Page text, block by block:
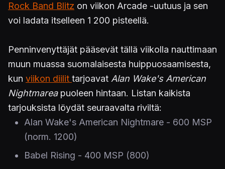
Rock Band Blitz on viikon Arcade -uutuus ja sen
voi ladata itselleen 1 200 pisteellä.
Penninvenyttäjät pääsevät tällä viikolla nauttimaan
muun muassa suomalaisesta huippuosaamisesta,
kun viikon diilit tarjoavat Alan Wake's American
Nightmareapuoleen hintaan. Listan kaikista
tarjouksista löydät seuraavalta riviltä:
Alan Wake's American Nightmare - 600 MSP
(norm. 1200)
Babel Rising - 400 MSP (800)